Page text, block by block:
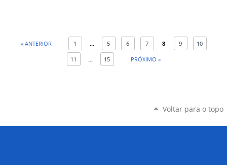
« ANTERIOR 1 5 6 7 8 9 10
11 15 PRÓXIMO »
Voltar para o topo